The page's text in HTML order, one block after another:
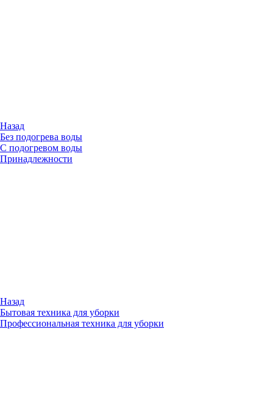
Назад
Без подогрева воды
С подогревом воды
Принадлежности
Назад
Бытовая техника для уборки
Профессиональная техника для уборки